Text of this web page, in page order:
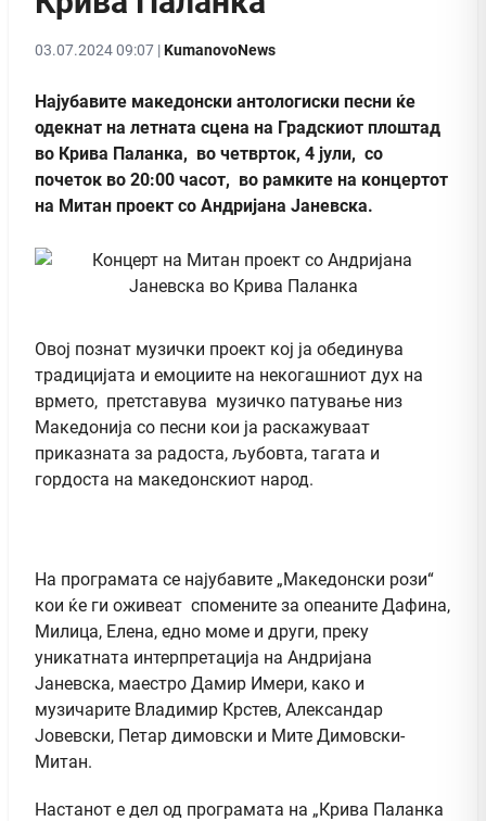
03.07.2024 09:07 |KumanovoNews
Најубавите македонски антологиски песни ќе
одекнат на летната сцена на Градскиот плоштад
во Крива Паланка, во четврток, 4 јули, со
почеток во 20:00 часот, во рамките на концертот
на Митан проект со Андријана Јаневска.
Овој познат музички проект кој ја обединува
традицијата и емоциите на некогашниот дух на
врмето, претставува музичко патување низ
Македонија со песни кои ја раскажуваат
приказната за радоста, љубовта, тагата и
гордоста на македонскиот народ.
На програмата се најубавите „Македонски рози“
кои ќе ги оживеат спомените за опеаните Дафина,
Милица, Елена, едно моме и други, преку
уникатната интерпретација на Андријана
Јаневска, маестро Дамир Имери, како и
музичарите Владимир Крстев, Александар
Јовевски, Петар димовски и Мите Димовски-
Митан.
Настанот е дел од програмата на „Крива Паланка